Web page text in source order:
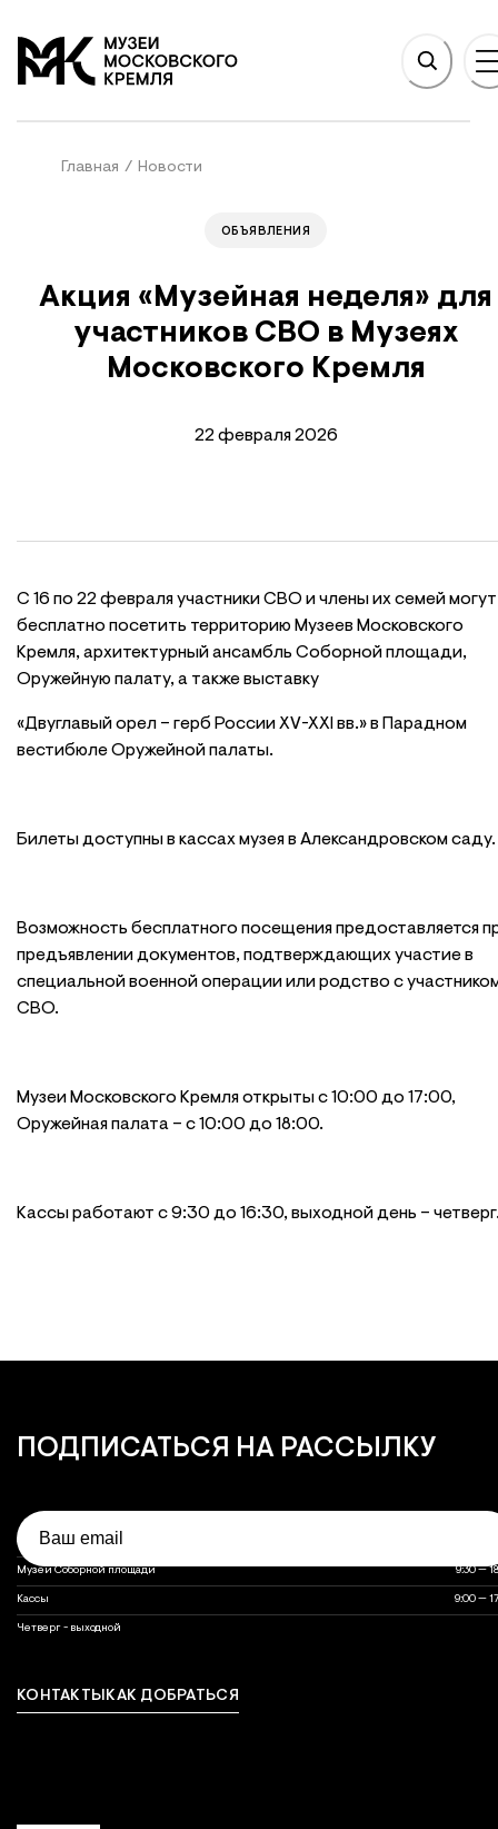
На главную
Главная / Новости
ОБЪЯВЛЕНИЯ
Акция «Музейная неделя» для
участников СВО в Музеях
Московского Кремля
22 февраля 2026
С 16 по 22 февраля участники СВО и члены их семей могут
бесплатно посетить территорию Музеев Московского
Кремля, архитектурный ансамбль Соборной площади,
Оружейную палату, а также выставку
«Двуглавый орел – герб России XV-XXI вв.» в Парадном
вестибюле Оружейной палаты.
Билеты доступны в кассах музея в Александровском саду.
Возможность бесплатного посещения предоставляется
предъявлении документов, подтверждающих участие в
специальной военной операции или родство с
СВО.
Музеи Московского Кремля открыты с 10:00 до 17:00,
Оружейная палата – с 10:00 до 18:00.
Кассы работают с 9:30 до 16:30, выходной день –
ПОДПИСАТЬСЯ НА РАССЫЛКУ
Email
Часы работы объектов музея
Объект
Оружейная палата
Музеи Соборной площади 9:30 —
Кассы 9:00 —
Четверг - выходной
Связаться с нами
КОНТАКТЫКАК ДОБРАТЬСЯ